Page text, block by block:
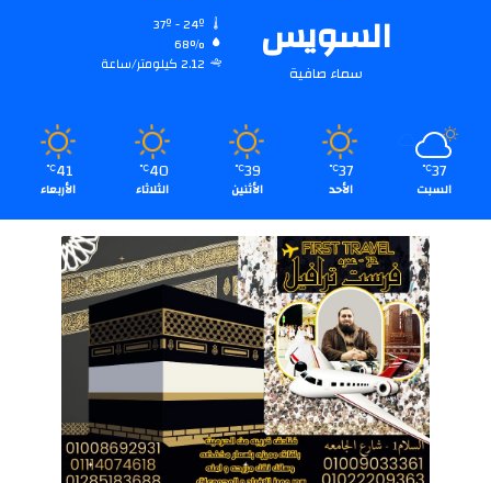
السويس
سماء صافية
68%
2.12 كيلومتر/ساعة
37
℃
السبت
37
℃
الأحد
39
℃
الأثنين
40
℃
الثلاثاء
41
℃
الأربعاء